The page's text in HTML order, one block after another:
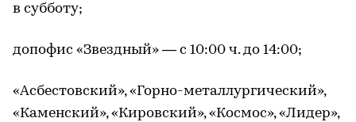
в субботу;
допофис «Звездный» — с 10:00 ч. до 14:00;
«Асбестовский», «Горно-металлургический»,
«Каменский», «Кировский», «Космос», «Лидер»,